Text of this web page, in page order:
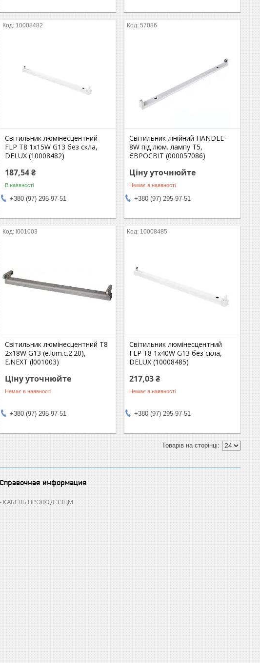
10008482
Світильник люмінесцентний
FLP T8 1x15W G13 без скла,
DELUX (10008482)
187,54 ₴
В наявності
+380 (97) 295-97-51
57086
Світильник лінійний HANDLE-
8W під люм. лампу Т5,
ЄВРОСВІТ (000057086)
Ціну уточнюйте
Немає в наявності
+380 (97) 295-97-51
l001003
Світильник люмінесцентний Т8
2х18W G13 (e.lum.c.2.20),
E.NEXT (l001003)
Ціну уточнюйте
Немає в наявності
+380 (97) 295-97-51
10008485
Світильник люмінесцентний
FLP T8 1x40W G13 без скла,
DELUX (10008485)
217,03 ₴
Немає в наявності
+380 (97) 295-97-51
Справочная информация
КАБЕЛЬ,ПРОВОД ЗЗЦМ